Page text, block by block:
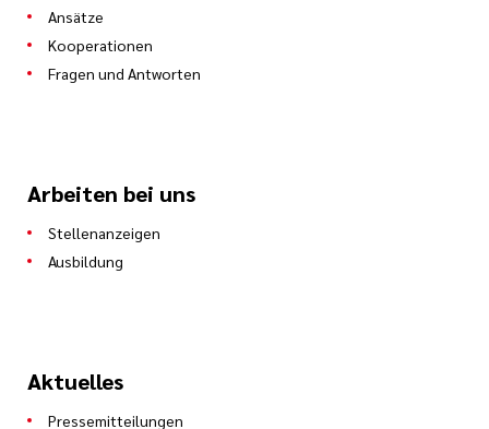
Ansätze
Kooperationen
Fragen und Antworten
Arbeiten bei uns
Stellenanzeigen
Ausbildung
Aktuelles
Pressemitteilungen